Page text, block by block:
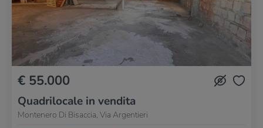
€ 55.000
Quadrilocale in vendita
Montenero Di Bisaccia, Via Argentieri